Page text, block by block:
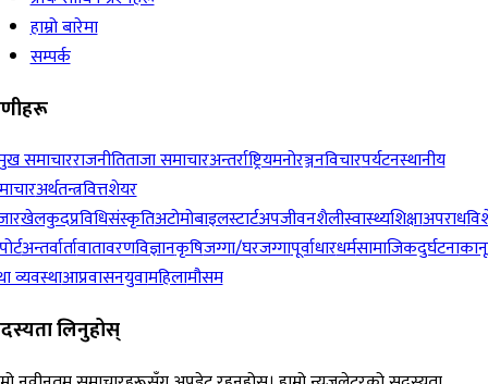
हाम्रो बारेमा
सम्पर्क
समाचारराजनीतिताजा समाचारअन्तर्राष्ट्रियमनोरञ्जनविचारपर्यटनस्थानीय
अर्थतन्त्रवित्तशेयर
खेलकुदप्रविधिसंस्कृतिअटोमोबाइलस्टार्टअपजीवनशैलीस्वास्थ्यशिक्षाअपराध
अन्तर्वार्तावातावरणविज्ञानकृषिजग्गा/घरजग्गापूर्वाधारधर्मसामाजिकदुर्घटना
व्यवस्थाआप्रवासनयुवामहिलामौसम
लिनुहोस्